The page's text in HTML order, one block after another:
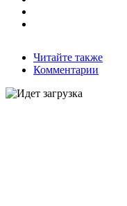
Читайте также
Комментарии